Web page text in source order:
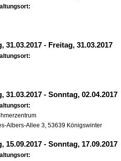
31.03.2017 - Freitag, 31.03.2017
31.03.2017 - Sonntag, 02.04.2017
Albers-Allee 3, 53639 Königswinter
15.09.2017 - Sonntag, 17.09.2017